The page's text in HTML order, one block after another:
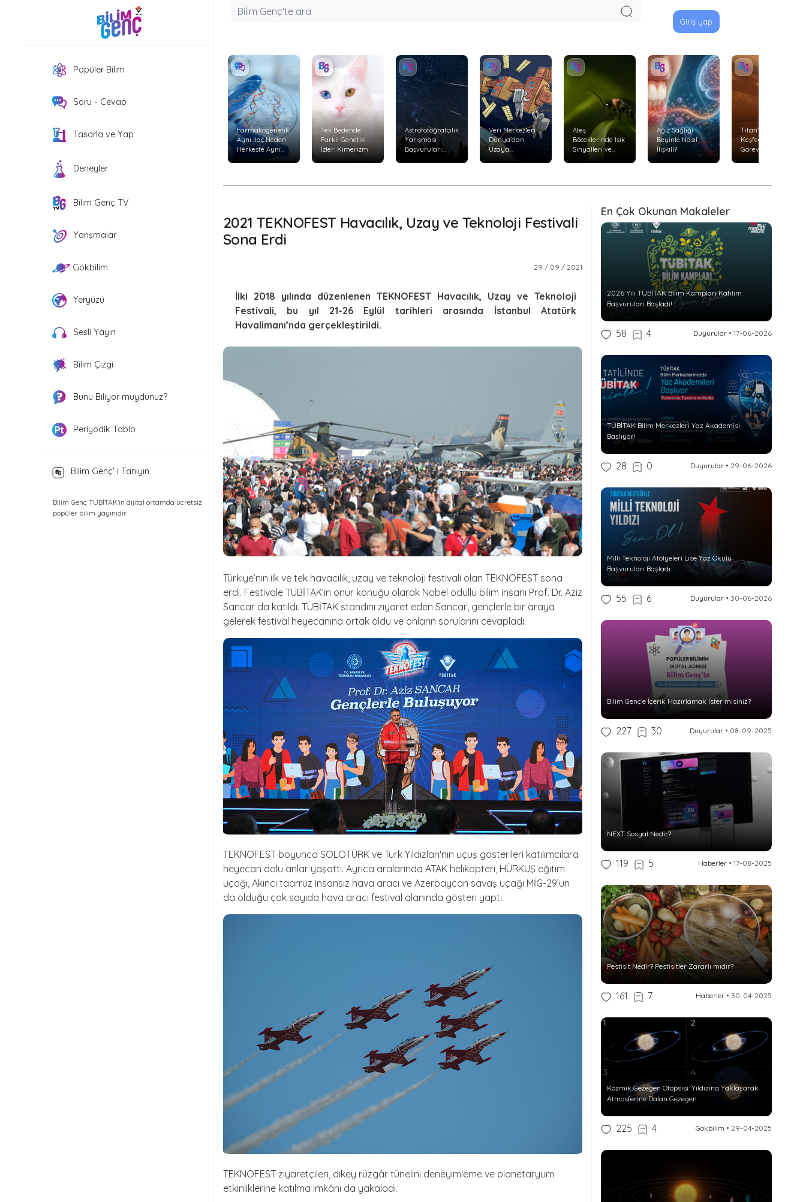
Giriş yap
Popüler Bilim
Soru - Cevap
Tasarla ve Yap
Deneyler
Bilim Genç TV
Yarışmalar
Gökbilim
Yeryüzü
Sesli Yayın
Bilim Çizgi
Bunu Biliyor muydunuz?
Periyodik Tablo
Bilim Genç' i Tanıyın
Bilim Genç TÜBİTAK’ın dijital ortamda ücretsiz
popüler bilim yayınıdır.
Farmakogenetik:
Aynı İlaç Neden
Herkeste Aynı
Tek Bedende
Farklı Genetik
İzler: Kimerizm
Astrofotoğrafçılık
Yarışması
Başvuruları
Veri Merkezleri
Dünya'dan
Uzaya
Ateş
Böceklerinde Işık
Sinyalleri ve
Ağız Sağlığı
Beyinle Nasıl
İlişkili?
Titan’ı Uçarak
Keşfedecek
Görev: Dragonfly
2021 TEKNOFEST Havacılık, Uzay ve Teknoloji Festivali
Sona Erdi
29 / 09 / 2021
İlki 2018 yılında düzenlenen TEKNOFEST Havacılık, Uzay ve Teknoloji
Festivali, bu yıl 21-26 Eylül tarihleri arasında İstanbul Atatürk
Havalimanı’nda gerçekleştirildi.
Türkiye’nin ilk ve tek havacılık, uzay ve teknoloji festivali olan TEKNOFEST sona
erdi. Festivale TÜBİTAK’ın onur konuğu olarak Nobel ödüllü bilim insanı Prof. Dr. Aziz
Sancar da katıldı. TÜBİTAK standını ziyaret eden Sancar, gençlerle bir araya
gelerek festival heyecanına ortak oldu ve onların sorularını cevapladı.
TEKNOFEST boyunca SOLOTÜRK ve Türk Yıldızları'nın uçuş gösterileri katılımcılara
heyecan dolu anlar yaşattı. Ayrıca aralarında ATAK helikopteri, HÜRKUŞ eğitim
uçağı, Akıncı taarruz insansız hava aracı ve Azerbaycan savaş uçağı MİG-29’un
da olduğu çok sayıda hava aracı festival alanında gösteri yaptı.
TEKNOFEST ziyaretçileri, dikey rüzgâr tünelini deneyimleme ve planetaryum
etkinliklerine katılma imkânı da yakaladı.
En Çok Okunan Makaleler
2026 Yılı TÜBİTAK Bilim Kampları Katılım
Başvuruları Başladı!
58 4 Duyurular• 17-06-2026
TÜBİTAK Bilim Merkezleri Yaz Akademisi
Başlıyor!
28 0 Duyurular• 29-06-2026
Milli Teknoloji Atölyeleri Lise Yaz Okulu
Başvuruları Başladı
55 6 Duyurular• 30-06-2026
Bilim Genç’e İçerik Hazırlamak İster misiniz?
227 30 Duyurular• 08-09-2025
NEXT Sosyal Nedir?
119 5 Haberler• 17-08-2025
Pestisit Nedir? Pestisitler Zararlı mıdır?
161 7 Haberler• 30-04-2025
Kozmik Gezegen Otopsisi: Yıldızına Yaklaşarak
Atmosferine Dalan Gezegen
225 4 Gökbilim • 29-04-2025